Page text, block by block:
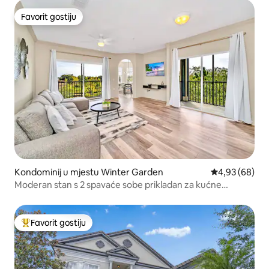
Favorit gostiju
Favorit gostiju
Kondominij u mjestu Winter Garden Prosječna
4,93 (68)
Moderan stan s 2 spavaće sobe prikladan za kućne
Glavni favorit gostiju
Favorit gostiju